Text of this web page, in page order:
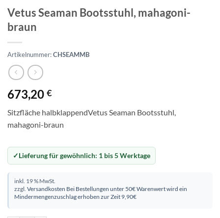
Vetus Seaman Bootsstuhl, mahagoni-
braun
Artikelnummer:CHSEAMMB
673,20 €
Sitzfläche halbklappendVetus Seaman Bootsstuhl,
mahagoni-braun
Lieferung für gewöhnlich: 1 bis 5 Werktage
inkl. 19 % MwSt.
zzgl. Versandkosten Bei Bestellungen unter 50€ Warenwert wird ein
Mindermengenzuschlag erhoben zur Zeit 9,90€